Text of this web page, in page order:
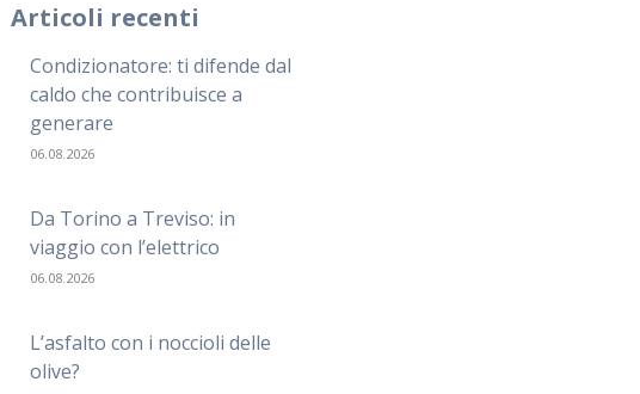
Articoli recenti
Condizionatore: ti difende dal
caldo che contribuisce a
generare
06.08.2026
Da Torino a Treviso: in
viaggio con l’elettrico
06.08.2026
L’asfalto con i noccioli delle
olive?